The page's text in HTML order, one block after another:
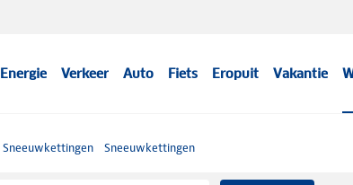
Energie Verkeer Auto Fiets Eropuit Vakantie
Sneeuwkettingen Sneeuwkettingen